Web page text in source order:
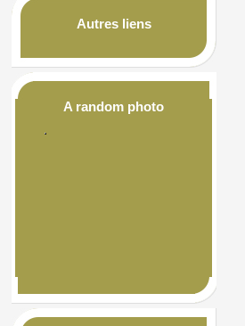
Autres liens
A random photo